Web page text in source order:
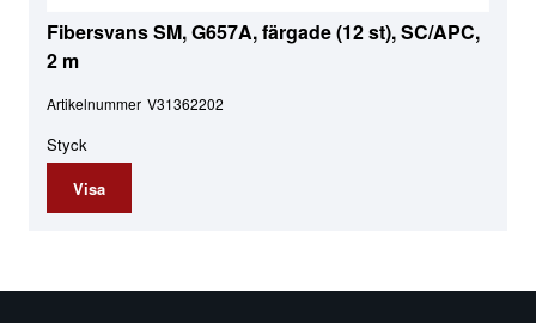
Fibersvans SM, G657A, färgade (12 st), SC/APC,
2 m
Artikelnummer V31362202
Styck
Visa